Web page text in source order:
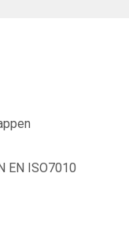
EN ISO7010